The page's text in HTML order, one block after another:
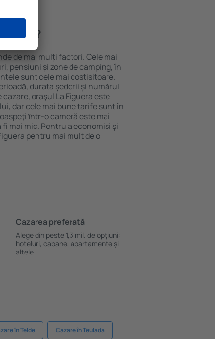
de mai mulți factori. Cele mai
pensiuni și zone de camping, în
sunt cele mai costisitoare.
durata șederii și numărul
cazare, oraşul La Figuera este
dar cele mai bune tarife sunt în
ȋntr-o cameră este mai
mai mic. Pentru a economisi şi
pentru mai mult de o
Cazarea preferată
Alege din peste 1,3 mil. de opţiuni:
hoteluri, cabane, apartamente și
altele.
în Telde Cazare în Teulada